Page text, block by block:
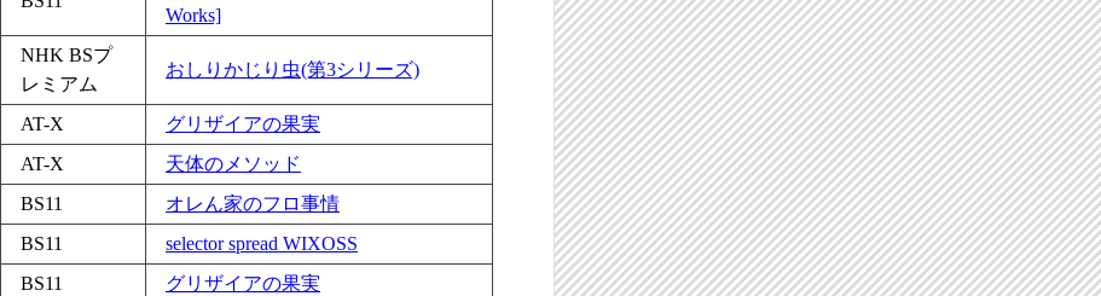
Works]
NHK BSプ
レミアム
おしりかじり虫(第3シリーズ)
AT-X
グリザイアの果実
AT-X
天体のメソッド
BS11
オレん家のフロ事情
BS11
selector spread WIXOSS
BS11
グリザイアの果実